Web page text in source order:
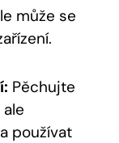
může se
Pěchujte
používat